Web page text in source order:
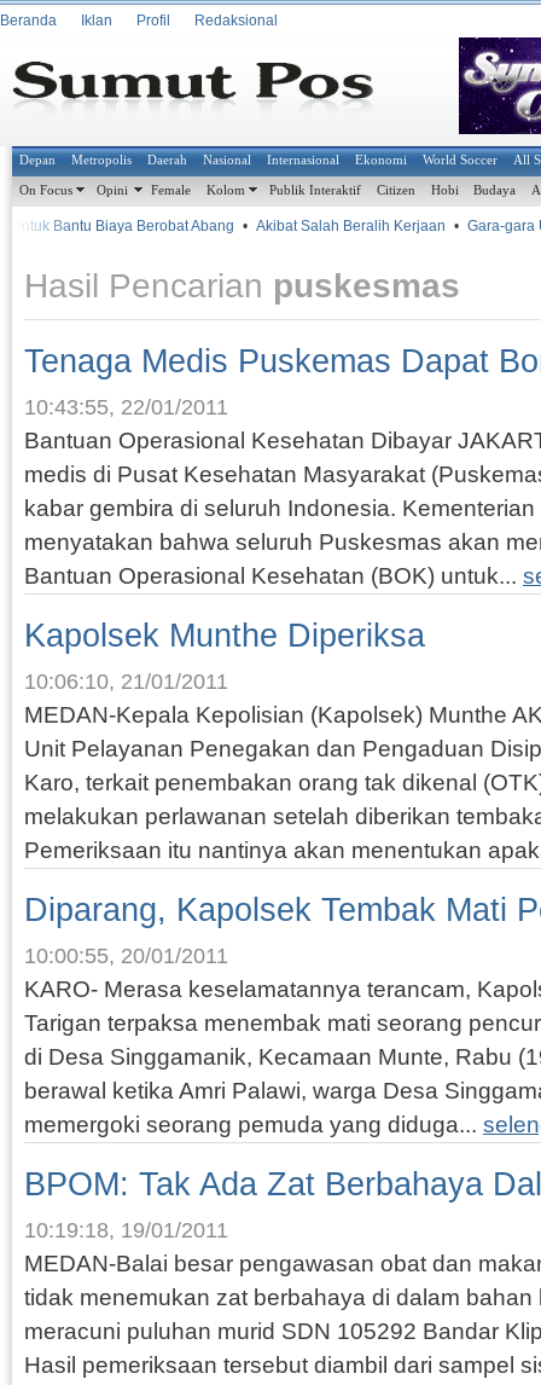
Beranda Iklan Profil Redaksional
Depan Metropolis Daerah Nasional Internasional Ekonomi World Soccer All
On Focus Opini Female Kolom Publik Interaktif Citizen Hobi Budaya
Bantu Biaya Berobat Abang • Akibat Salah Beralih Kerjaan • Gara-gara
Hasil Pencarian puskesmas
Tenaga Medis Puskemas Dapat
10:43:55, 22/01/2011
Bantuan Operasional Kesehatan Dibayar
medis di Pusat Kesehatan Masyarakat
kabar gembira di seluruh Indonesia.
menyatakan bahwa seluruh Puskesmas akan
Bantuan Operasional Kesehatan (BOK) untuk...
Kapolsek Munthe Diperiksa
10:06:10, 21/01/2011
MEDAN-Kepala Kepolisian (Kapolsek) Munthe
Unit Pelayanan Penegakan dan Pengaduan
Karo, terkait penembakan orang tak dikenal
melakukan perlawanan setelah diberikan
Pemeriksaan itu nantinya akan menentukan
Diparang, Kapolsek Tembak Mati
10:00:55, 20/01/2011
KARO- Merasa keselamatannya terancam,
Tarigan terpaksa menembak mati seorang
di Desa Singgamanik, Kecamaan Munte, Rabu
berawal ketika Amri Palawi, warga Desa
memergoki seorang pemuda yang diduga...
BPOM: Tak Ada Zat Berbahaya
10:19:18, 19/01/2011
MEDAN-Balai besar pengawasan obat dan
tidak menemukan zat berbahaya di dalam
meracuni puluhan murid SDN 105292 Bandar
Hasil pemeriksaan tersebut diambil dari sampel